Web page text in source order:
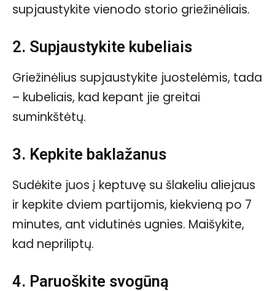
supjaustykite vienodo storio griežinėliais.
2. Supjaustykite kubeliais
Griežinėlius supjaustykite juostelėmis, tada
– kubeliais, kad kepant jie greitai
suminkštėtų.
3. Kepkite baklažanus
Sudėkite juos į keptuvę su šlakeliu aliejaus
ir kepkite dviem partijomis, kiekvieną po 7
minutes, ant vidutinės ugnies. Maišykite,
kad nepriliptų.
4. Paruoškite svogūną